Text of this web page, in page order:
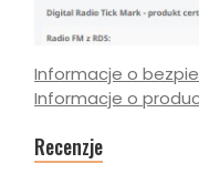
Informacje o
Informacje o
Recenzje